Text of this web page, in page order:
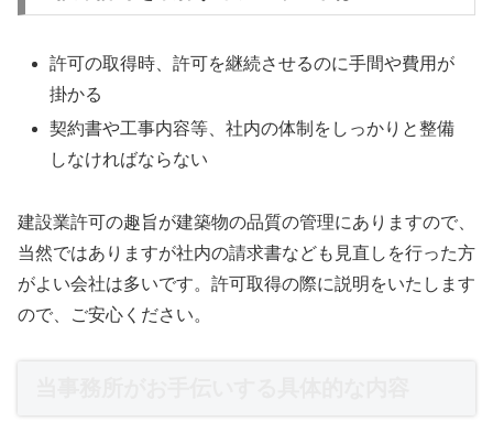
許可の取得時、許可を継続させるのに手間や費用が
掛かる
契約書や工事内容等、社内の体制をしっかりと整備
しなければならない
建設業許可の趣旨が建築物の品質の管理にありますので、
当然ではありますが社内の請求書なども見直しを行った方
がよい会社は多いです。許可取得の際に説明をいたします
ので、ご安心ください。